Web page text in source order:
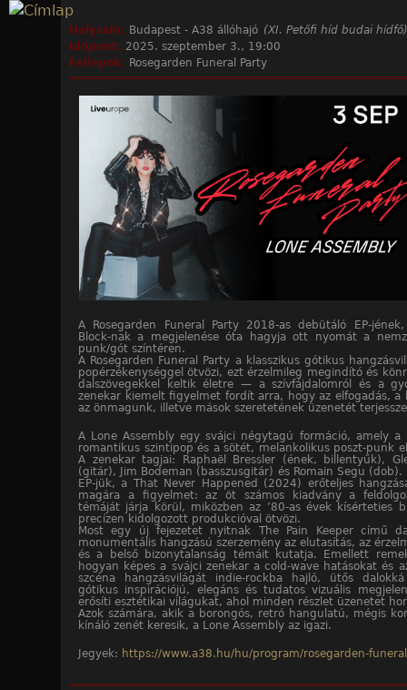
Helyszín: Budapest - A38 állóhajó (XI. Petőfi híd budai hídfő)
Időpont: 2025. szeptember 3., 19:00
Fellépők: Rosegarden Funeral Party
A Rosegarden Funeral Party 2018-as debütáló EP-
Block-nak a megjelenése óta hagyja ott nyomát a
punk/gót színtéren.
A Rosegarden Funeral Party a klasszikus gótikus
popérzékenységgel ötvözi, ezt érzelmileg megindító és
dalszövegekkel keltik életre — a szívfájdalomról és a
zenekar kiemelt figyelmet fordít arra, hogy az elfogadás, a
az önmagunk, illetve mások szeretetének üzenetét
A Lone Assembly egy svájci négytagú formáció, amely a
romantikus szintipop és a sötét, melankolikus poszt-punk
A zenekar tagjai: Raphaël Bressler (ének, billentyűk),
(gitár), Jim Bodeman (basszusgitár) és Romain Segu (dob).
EP-jük, a That Never Happened (2024) erőteljes
magára a figyelmet: az öt számos kiadvány a
témáját járja körül, miközben az ’80-as évek kísérteties
precízen kidolgozott produkcióval ötvözi.
Most egy új fejezetet nyitnak The Pain Keeper című
monumentális hangzású szerzemény az elutasítás, az
és a belső bizonytalanság témáit kutatja. Emellett
hogyan képes a svájci zenekar a cold-wave hatásokat és
szcéna hangzásvilágát indie-rockba hajló, ütős
gótikus inspirációjú, elegáns és tudatos vizuális
erősíti esztétikai világukat, ahol minden részlet üzenetet
Azok számára, akik a borongós, retró hangulatú, mégis
kínáló zenét keresik, a Lone Assembly az igazi.
Jegyek: https://www.a38.hu/hu/program/rosegarden-